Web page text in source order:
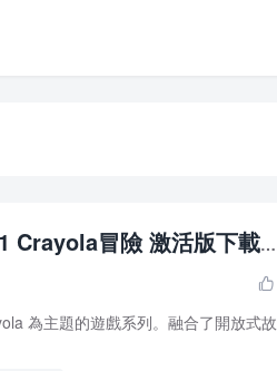
冒險 激活版下載

為主題的遊戲系列。融合了開放式故